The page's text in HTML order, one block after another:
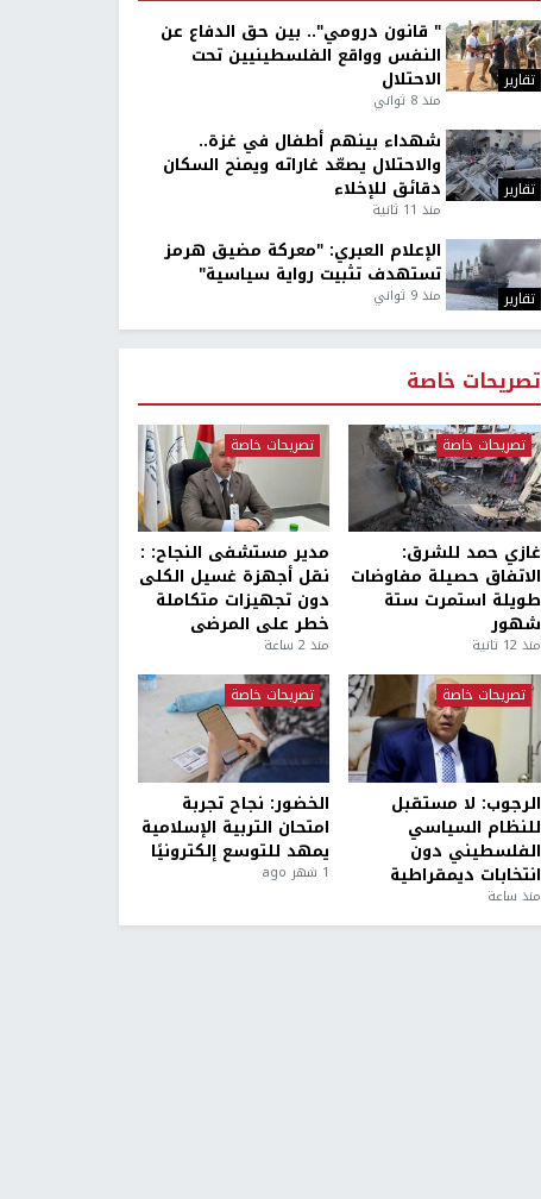
تقارير
" قانون درومي".. بين حق الدفاع عن
النفس وواقع الفلسطينيين تحت
الاحتلال
منذ 8 ثواني
تقارير
شهداء بينهم أطفال في غزة..
والاحتلال يصعّد غاراته ويمنح السكان
دقائق للإخلاء
منذ 11 ثانية
تقارير
الإعلام العبري: "معركة مضيق هرمز
تستهدف تثبيت رواية سياسية"
منذ 9 ثواني
تصريحات خاصة
تصريحات خاصة
غازي حمد للشرق:
الاتفاق حصيلة مفاوضات
طويلة استمرت ستة
شهور
منذ 12 ثانية
تصريحات خاصة
مدير مستشفى النجاح: :
نقل أجهزة غسيل الكلى
دون تجهيزات متكاملة
خطر على المرضى
منذ 2 ساعة
تصريحات خاصة
الرجوب: لا مستقبل
للنظام السياسي
الفلسطيني دون
انتخابات ديمقراطية
منذ ساعة
تصريحات خاصة
الخضور: نجاح تجربة
امتحان التربية الإسلامية
يمهد للتوسع إلكترونيًا
1 شهر ago